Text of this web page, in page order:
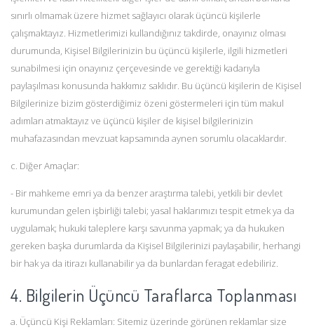
sınırlı olmamak üzere hizmet sağlayıcı olarak üçüncü kişilerle
çalışmaktayız. Hizmetlerimizi kullandığınız takdirde, onayınız olması
durumunda, Kişisel Bilgilerinizin bu üçüncü kişilerle, ilgili hizmetleri
sunabilmesi için onayınız çerçevesinde ve gerektiği kadarıyla
paylaşılması konusunda hakkımız saklıdır. Bu üçüncü kişilerin de Kişisel
Bilgilerinize bizim gösterdiğimiz özeni göstermeleri için tüm makul
adımları atmaktayız ve üçüncü kişiler de kişisel bilgilerinizin
muhafazasından mevzuat kapsamında aynen sorumlu olacaklardır.
c. Diğer Amaçlar:
- Bir mahkeme emri ya da benzer araştırma talebi, yetkili bir devlet
kurumundan gelen işbirliği talebi; yasal haklarımızı tespit etmek ya da
uygulamak; hukuki taleplere karşı savunma yapmak; ya da hukuken
gereken başka durumlarda da Kişisel Bilgilerinizi paylaşabilir, herhangi
bir hak ya da itirazı kullanabilir ya da bunlardan feragat edebiliriz.
4. Bilgilerin Üçüncü Taraflarca Toplanması
a. Üçüncü Kişi Reklamları: Sitemiz üzerinde görünen reklamlar size